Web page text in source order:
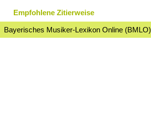
Empfohlene Zitierweise
Bayerisches Musiker-Lexikon Online (BMLO)